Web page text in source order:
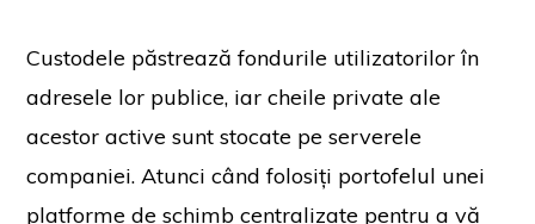
Custodele păstrează fondurile utilizatorilor în
adresele lor publice, iar cheile private ale
acestor active sunt stocate pe serverele
companiei. Atunci când folosiți portofelul unei
platforme de schimb centralizate pentru a vă